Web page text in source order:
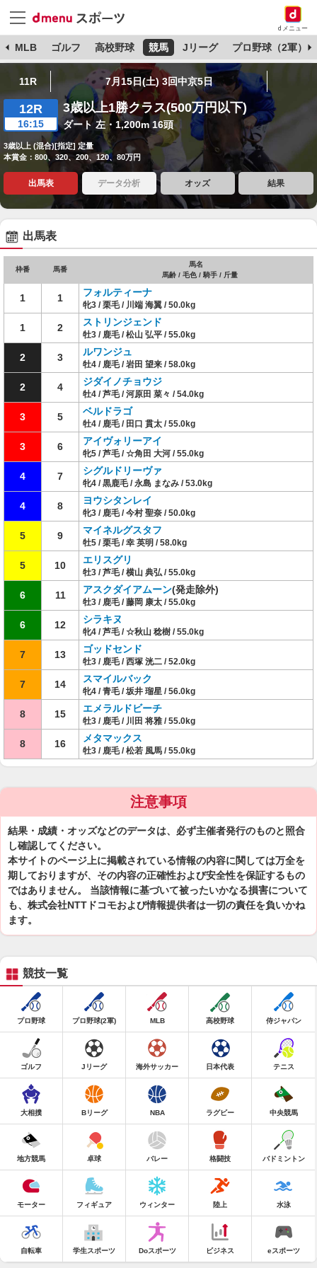
dメニュー
MLB ゴルフ 高校野球 競馬 Jリーグ プロ野球（2軍）
11R 7月15日(土) 3回中京5日
12R
16:15
3歳以上1勝クラス(500万円以下)
ダート 左・1,200m 16頭
3歳以上 (混合)[指定] 定量
本賞金：800、320、200、120、80万円
出馬表 データ分析 オッズ 結果
出馬表
枠番 馬番
馬名
馬齢 / 毛色 / 騎手 / 斤量
1 1 フォルティーナ
牝3 / 栗毛 / 川端 海翼 / 50.0kg
1 2 ストリンジェンド
牡3 / 鹿毛 / 松山 弘平 / 55.0kg
2 3 ルワンジュ
牡4 / 鹿毛 / 岩田 望来 / 58.0kg
2 4 ジダイノチョウジ
牡4 / 芦毛 / 河原田 菜々 / 54.0kg
3 5 ベルドラゴ
牡4 / 鹿毛 / 田口 貫太 / 55.0kg
3 6 アイヴォリーアイ
牝5 / 芦毛 / ☆角田 大河 / 55.0kg
4 7 シグルドリーヴァ
牝4 / 黒鹿毛 / 永島 まなみ / 53.0kg
4 8 ヨウシタンレイ
牝3 / 鹿毛 / 今村 聖奈 / 50.0kg
5 9 マイネルグスタフ
牡5 / 栗毛 / 幸 英明 / 58.0kg
5 10 エリスグリ
牡3 / 芦毛 / 横山 典弘 / 55.0kg
6 11 アスクダイアムーン(発走除外)
牡3 / 鹿毛 / 藤岡 康太 / 55.0kg
6 12 シラキヌ
牝4 / 芦毛 / ☆秋山 稔樹 / 55.0kg
7 13 ゴッドセンド
牡3 / 鹿毛 / 西塚 洸二 / 52.0kg
7 14 スマイルバック
牝4 / 青毛 / 坂井 瑠星 / 56.0kg
8 15 エメラルドビーチ
牡3 / 鹿毛 / 川田 将雅 / 55.0kg
8 16 メタマックス
牡3 / 鹿毛 / 松若 風馬 / 55.0kg
注意事項
結果・成績・オッズなどのデータは、必ず主催者発行のものと照合
し確認してください。
本サイトのページ上に掲載されている情報の内容に関しては万全を
期しておりますが、その内容の正確性および安全性を保証するもの
ではありません。 当該情報に基づいて被ったいかなる損害について
も、株式会社NTTドコモおよび情報提供者は一切の責任を負いかね
ます。
競技一覧
プロ野球 プロ野球(2軍) MLB 高校野球 侍ジャパン
ゴルフ Jリーグ 海外サッカー 日本代表 テニス
大相撲 Bリーグ NBA ラグビー 中央競馬
地方競馬 卓球 バレー 格闘技 バドミントン
モーター フィギュア ウィンター 陸上 水泳
自転車 学生スポーツ Doスポーツ ビジネス eスポーツ